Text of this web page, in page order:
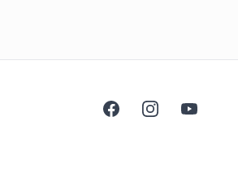
FacebookInstagramYouTube